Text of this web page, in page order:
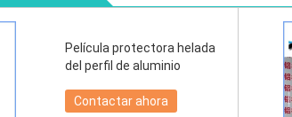
Película protectora helada
del perfil de aluminio
Contactar ahora